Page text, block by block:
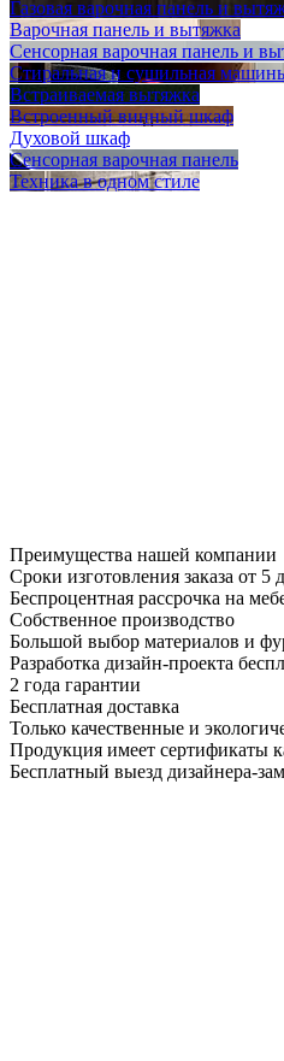
Газовая варочная панель и
Варочная панель и вытяжка
Сенсорная варочная панель и
Стиральная и сушильная
Встраиваемая вытяжка
Встроенный винный шкаф
Духовой шкаф
Сенсорная варочная панель
Техника в одном стиле
Преимущества нашей компании
Сроки изготовления заказа от 5
Беспроцентная рассрочка на
Собственное производство
Большой выбор материалов и
Разработка дизайн-проекта
2 года гарантии
Бесплатная доставка
Только качественные и
Продукция имеет сертификаты
Бесплатный выезд дизайнера-